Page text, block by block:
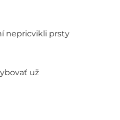
nepricvikli prsty
už